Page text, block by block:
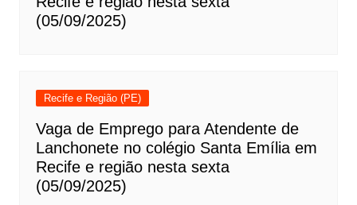
(05/09/2025)
Recife e Região (PE)
Vaga de Emprego para Atendente de
Lanchonete no colégio Santa Emília em
Recife e região nesta sexta
(05/09/2025)